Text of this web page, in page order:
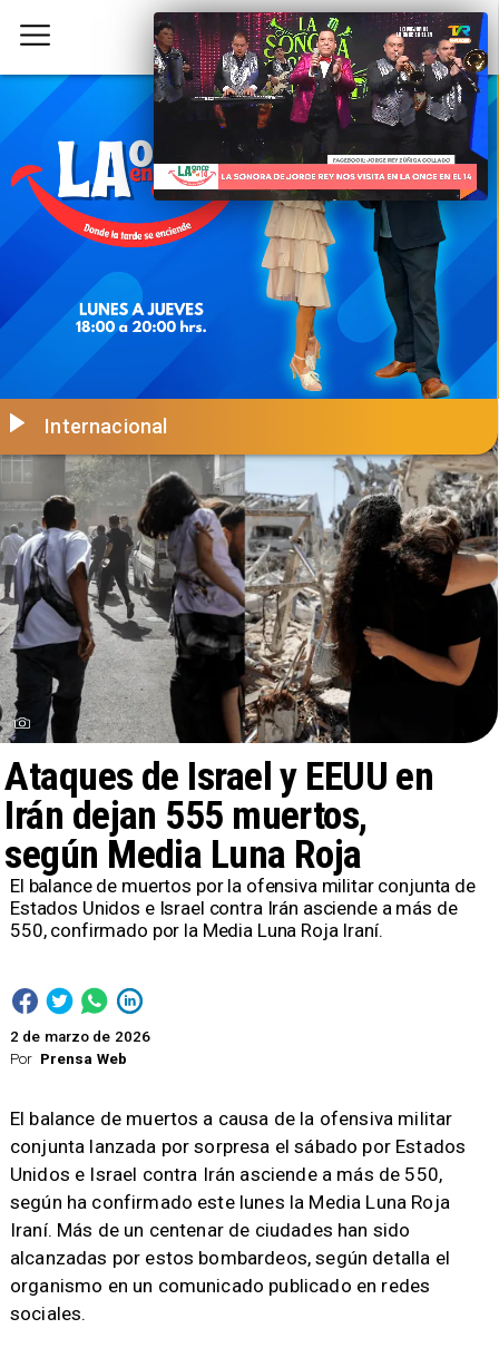
Por Prensa Web
Ataques de Israel y EEUU en
Irán dejan 555 muertos,
según Media Luna Roja
Internacional
2 de marzo de 2026
El balance de muertos por la ofensiva militar conjunta de
Estados Unidos e Israel contra Irán asciende a más de
550, confirmado por la Media Luna Roja Iraní.
El balance de muertos a causa de la ofensiva militar
conjunta lanzada por sorpresa el sábado por Estados
Unidos e Israel contra Irán asciende a más de 550,
según ha confirmado este lunes la Media Luna Roja
Iraní. Más de un centenar de ciudades han sido
alcanzadas por estos bombardeos, según detalla el
organismo en un comunicado publicado en redes
sociales.